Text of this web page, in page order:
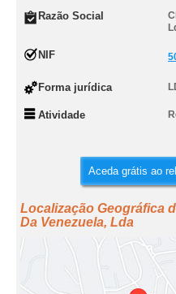
Razão Social
NIF
Forma jurídica
Atividade
Aceda grátis ao
Localização Geográfica
Da Venezuela, Lda